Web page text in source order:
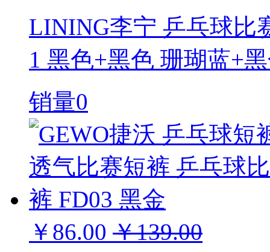
LINING李宁 乒乓球比
1 黑色+黑色 珊瑚蓝+
销量0
￥86.00 ￥139.00